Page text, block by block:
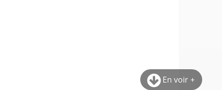
En voir +